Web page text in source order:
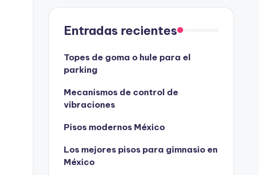
Entradas recientes
Topes de goma o hule para el
parking
Mecanismos de control de
vibraciones
Pisos modernos México
Los mejores pisos para gimnasio en
México